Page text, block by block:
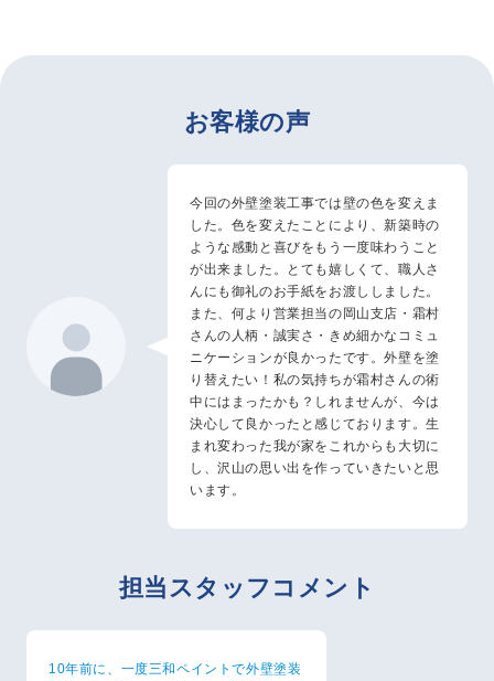
お客様の声
今回の外壁塗装工事では壁の色を変えま
した。色を変えたことにより、新築時の
ような感動と喜びをもう一度味わうこと
が出来ました。とても嬉しくて、職人さ
んにも御礼のお手紙をお渡ししました。
また、何より営業担当の岡山支店・霜村
さんの人柄・誠実さ・きめ細かなコミュ
ニケーションが良かったです。外壁を塗
り替えたい！私の気持ちが霜村さんの術
中にはまったかも？しれませんが、今は
決心して良かったと感じております。生
まれ変わった我が家をこれからも大切に
し、沢山の思い出を作っていきたいと思
います。
担当スタッフコメント
10年前に、一度三和ペイントで外壁塗装